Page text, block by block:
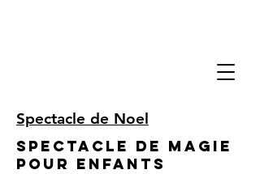
Spectacle de Noel
Spectacle de Magie
pour enfants